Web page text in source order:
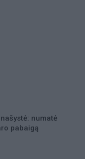
numatė
pabaigą